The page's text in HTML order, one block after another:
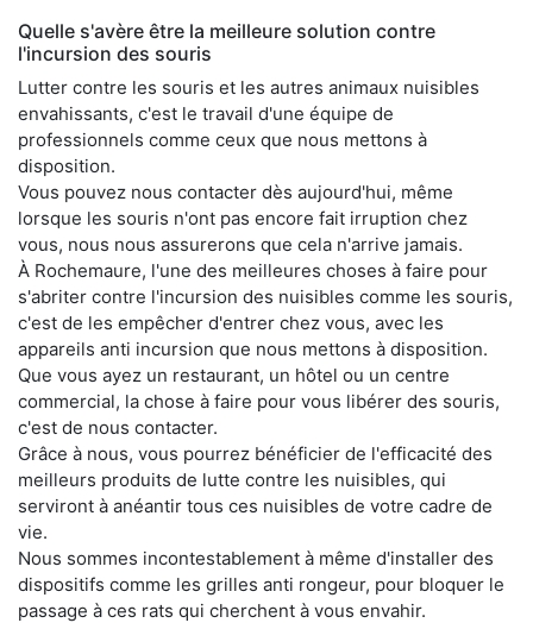
Quelle s'avère être la meilleure solution contre
l'incursion des souris
Lutter contre les souris et les autres animaux nuisibles
envahissants, c'est le travail d'une équipe de
professionnels comme ceux que nous mettons à
disposition.
Vous pouvez nous contacter dès aujourd'hui, même
lorsque les souris n'ont pas encore fait irruption chez
vous, nous nous assurerons que cela n'arrive jamais.
À Rochemaure, l'une des meilleures choses à faire pour
s'abriter contre l'incursion des nuisibles comme les souris,
c'est de les empêcher d'entrer chez vous, avec les
appareils anti incursion que nous mettons à disposition.
Que vous ayez un restaurant, un hôtel ou un centre
commercial, la chose à faire pour vous libérer des souris,
c'est de nous contacter.
Grâce à nous, vous pourrez bénéficier de l'efficacité des
meilleurs produits de lutte contre les nuisibles, qui
serviront à anéantir tous ces nuisibles de votre cadre de
vie.
Nous sommes incontestablement à même d'installer des
dispositifs comme les grilles anti rongeur, pour bloquer le
passage à ces rats qui cherchent à vous envahir.